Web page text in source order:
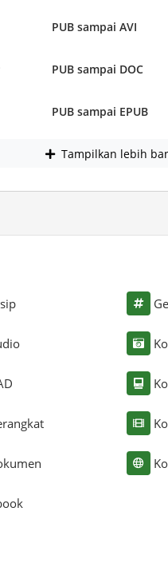
PUB sampai AVI
PUB sampai DOC
PUB sampai EPUB
Tampilkan lebih